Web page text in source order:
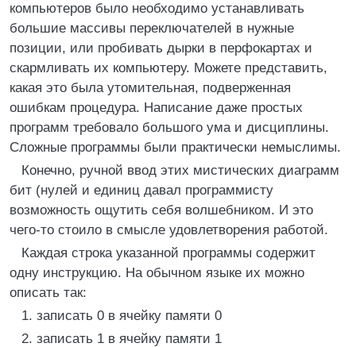
компьютеров было необходимо устанавливать
большие массивы переключателей в нужные
позиции, или пробивать дырки в перфокартах и
скармливать их компьютеру. Можете представить,
какая это была утомительная, подверженная
ошибкам процедура. Написание даже простых
программ требовало большого ума и дисциплины.
Сложные программы были практически немыслимы.
Конечно, ручной ввод этих мистических диаграмм
бит (нулей и единиц давал программисту
возможность ощутить себя волшебником. И это
чего-то стоило в смысле удовлетворения работой.
Каждая строка указанной программы содержит
одну инструкцию. На обычном языке их можно
описать так:
1. записать 0 в ячейку памяти 0
2. записать 1 в ячейку памяти 1